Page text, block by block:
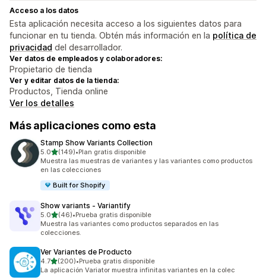
Acceso a los datos
Esta aplicación necesita acceso a los siguientes datos para
funcionar en tu tienda. Obtén más información en la política de
privacidad del desarrollador.
Ver datos de empleados y colaboradores:
Propietario de tienda
Ver y editar datos de la tienda:
Productos, Tienda online
Ver los detalles
Más aplicaciones como esta
Stamp Show Variants Collection
5.0de 5 estrellas
(149)
149 reseñas en total
•Plan gratis disponible
Muestra las muestras de variantes y las variantes como productos
en las colecciones
Built for Shopify
Show variants ‑ Variantify
5.0de 5 estrellas
(46)
46 reseñas en total
•Prueba gratis disponible
Muestra las variantes como productos separados en las
colecciones.
Ver Variantes de Producto
4.7de 5 estrellas
(200)
200 reseñas en total
•Prueba gratis disponible
La aplicación Variator muestra infinitas variantes en la colec